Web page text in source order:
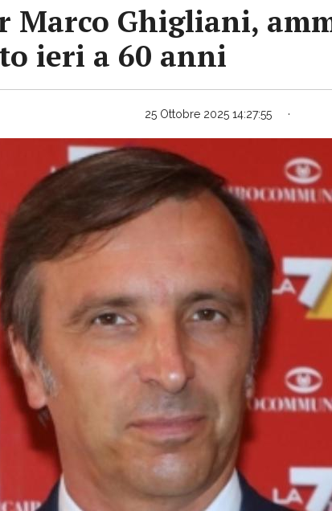
Marco Ghigliani,
ieri a 60 anni
25 Ottobre 2025 14:27:55